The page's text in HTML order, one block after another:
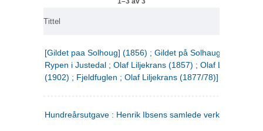
Tittel
[Gildet paa Solhoug] (1856) ; Gildet på Solhaug (1883) ;
Rypen i Justedal ; Olaf Liljekrans (1857) ; Olaf Liljekrans
(1902) ; Fjeldfuglen ; Olaf Liljekrans (1877/78)]
Hundreårsutgave : Henrik Ibsens samlede verker. 3